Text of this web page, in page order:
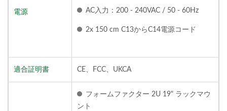
電源 AC入力：200 - 240VAC / 50 - 60Hz
2x 150 cm C13からC14電源コード
適合証明書 CE、FCC、UKCA
フォームファクター 2U 19" ラックマウ
ント